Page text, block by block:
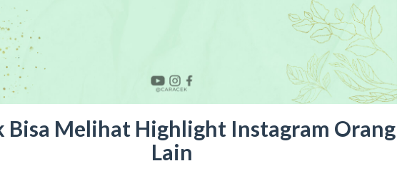
Bisa Melihat Highlight Instagram Orang
Lain